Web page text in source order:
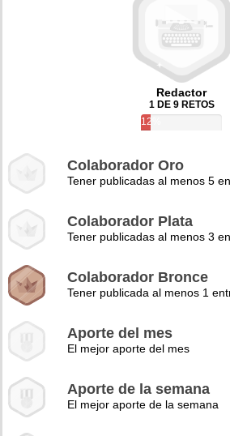
Redactor
1 DE 9 RETOS
12%
Colaborador Oro
Tener publicadas al menos 5
Colaborador Plata
Tener publicadas al menos 3
Colaborador Bronce
Tener publicada al menos 1
Aporte del mes
El mejor aporte del mes
Aporte de la semana
El mejor aporte de la semana